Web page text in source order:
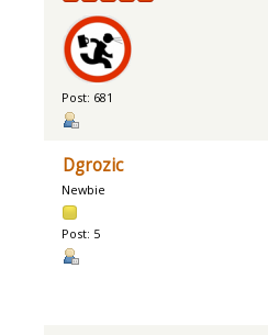
Post: 681
Dgrozic
Newbie
Post: 5